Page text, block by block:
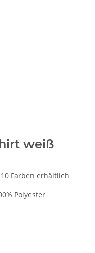
weiß
10 Farben erhältlich
Polyester